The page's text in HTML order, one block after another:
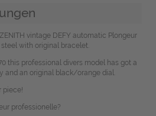
vintage DEFY automatic Plongeur
with original bracelet.
this professional divers model has got a
and an original black/orange dial.
piece!
professionelle?